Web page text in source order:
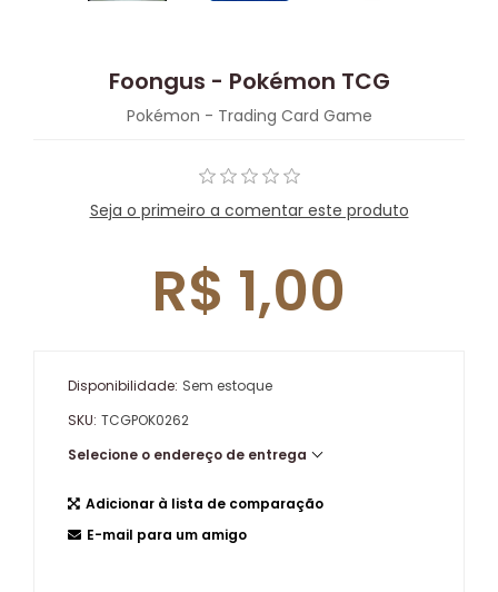
Foongus - Pokémon TCG
Pokémon - Trading Card Game
Seja o primeiro a comentar este produto
R$ 1,00
Disponibilidade: Sem estoque
SKU: TCGPOK0262
Selecione o endereço de entrega
Adicionar à lista de comparação
E-mail para um amigo